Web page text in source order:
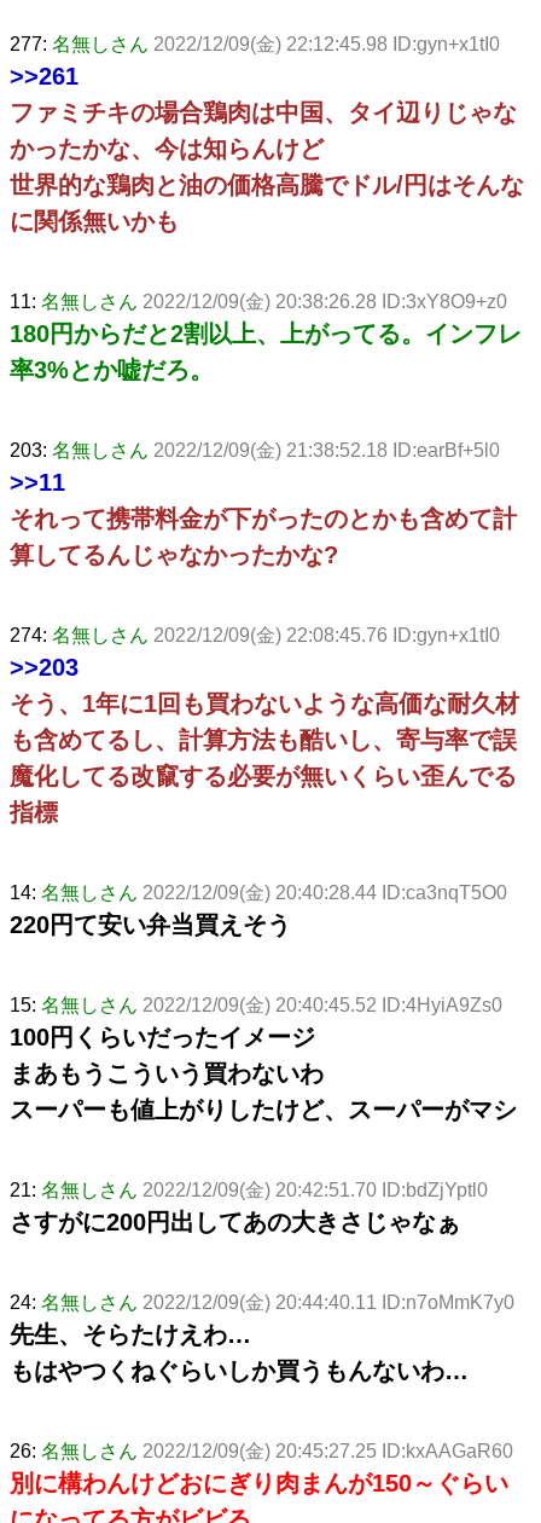
277: 名無しさん 2022/12/09(金) 22:12:45.98 ID:gyn+x1tI0
>>261
ファミチキの場合鶏肉は中国、タイ辺りじゃな
かったかな、今は知らんけど
世界的な鶏肉と油の価格高騰でドル/円はそんな
に関係無いかも
11: 名無しさん 2022/12/09(金) 20:38:26.28 ID:3xY8O9+z0
180円からだと2割以上、上がってる。インフレ
率3%とか嘘だろ。
203: 名無しさん 2022/12/09(金) 21:38:52.18 ID:earBf+5l0
>>11
それって携帯料金が下がったのとかも含めて計
算してるんじゃなかったかな?
274: 名無しさん 2022/12/09(金) 22:08:45.76 ID:gyn+x1tI0
>>203
そう、1年に1回も買わないような高価な耐久材
も含めてるし、計算方法も酷いし、寄与率で誤
魔化してる改竄する必要が無いくらい歪んでる
指標
14: 名無しさん 2022/12/09(金) 20:40:28.44 ID:ca3nqT5O0
220円て安い弁当買えそう
15: 名無しさん 2022/12/09(金) 20:40:45.52 ID:4HyiA9Zs0
100円くらいだったイメージ
まあもうこういう買わないわ
スーパーも値上がりしたけど、スーパーがマシ
21: 名無しさん 2022/12/09(金) 20:42:51.70 ID:bdZjYptl0
さすがに200円出してあの大きさじゃなぁ
24: 名無しさん 2022/12/09(金) 20:44:40.11 ID:n7oMmK7y0
先生、そらたけえわ…
もはやつくねぐらいしか買うもんないわ…
26: 名無しさん 2022/12/09(金) 20:45:27.25 ID:kxAAGaR60
別に構わんけどおにぎり肉まんが150～ぐらい